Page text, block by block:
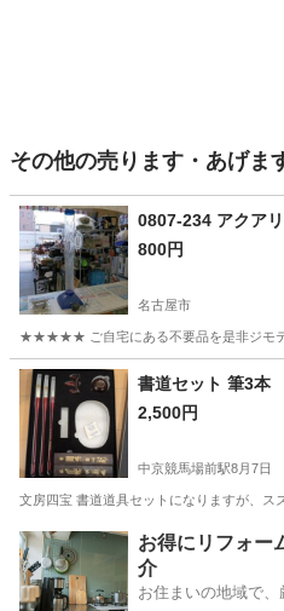
その他の売ります・あげま
0807-234 アクア
800円
名古屋市
★★★★★ ご自宅にある不要品を是非ジモテ
愛知 名古屋市 その他 アクア
書道セット 筆3本
2,500円
中京競馬場前駅8月7日
文房四宝 書道道具セットになりますが、ス
愛知 名古屋市 中京競馬場前駅
お得にリフォー
介
お住まいの地域で